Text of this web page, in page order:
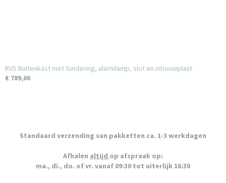
RVS Buitenkast met fundering, alarmlamp, slot en inbouwplaat
€ 789,00
Standaard verzending van pakketten ca. 1-3 werkdagen
Afhalen altijd op afspraak op:
ma., di., do. of vr. vanaf 09:30 tot uiterlijk 16:30